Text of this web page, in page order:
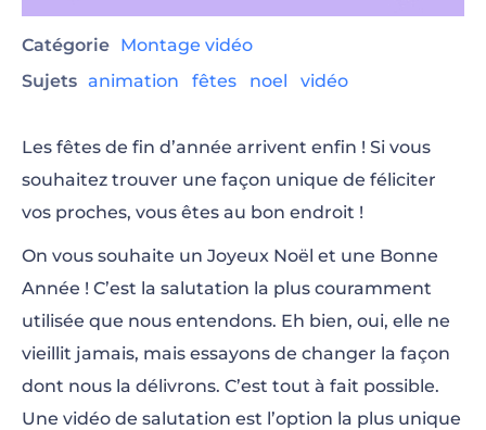
Catégorie Montage vidéo
Sujets animation fêtes noel vidéo
Les fêtes de fin d’année arrivent enfin ! Si vous
souhaitez trouver une façon unique de féliciter
vos proches, vous êtes au bon endroit !
On vous souhaite un Joyeux Noël et une Bonne
Année ! C’est la salutation la plus couramment
utilisée que nous entendons. Eh bien, oui, elle ne
vieillit jamais, mais essayons de changer la façon
dont nous la délivrons. C’est tout à fait possible.
Une vidéo de salutation est l’option la plus unique